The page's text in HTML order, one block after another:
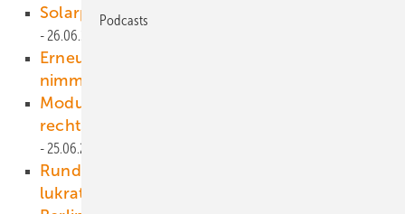
Solarpark in Estland hält Netzfrequenz stabil
26.06.2025
Erneuerbare-Energien-Fabrik: Der Törn
nimmt Fahrt auf
Modulschäden: Fraunhofer CSP entwickelt
rechtssichere Klassifizierung von Zellrissen
25.06.2025
Rundblick aufs Repowering: Saubere
lukrative Kraftkur
Podcasts